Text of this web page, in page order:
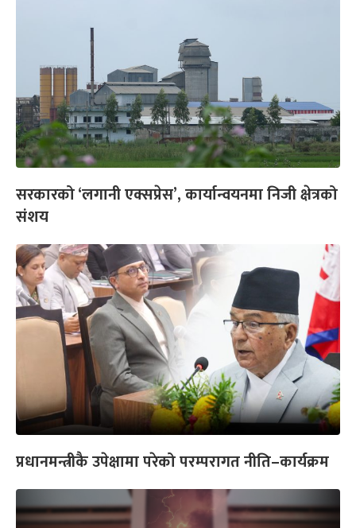
सरकारको ‘लगानी एक्सप्रेस’, कार्यान्वयनमा निजी क्षेत्रको
संशय
प्रधानमन्त्रीकै उपेक्षामा परेको परम्परागत नीति–कार्यक्रम